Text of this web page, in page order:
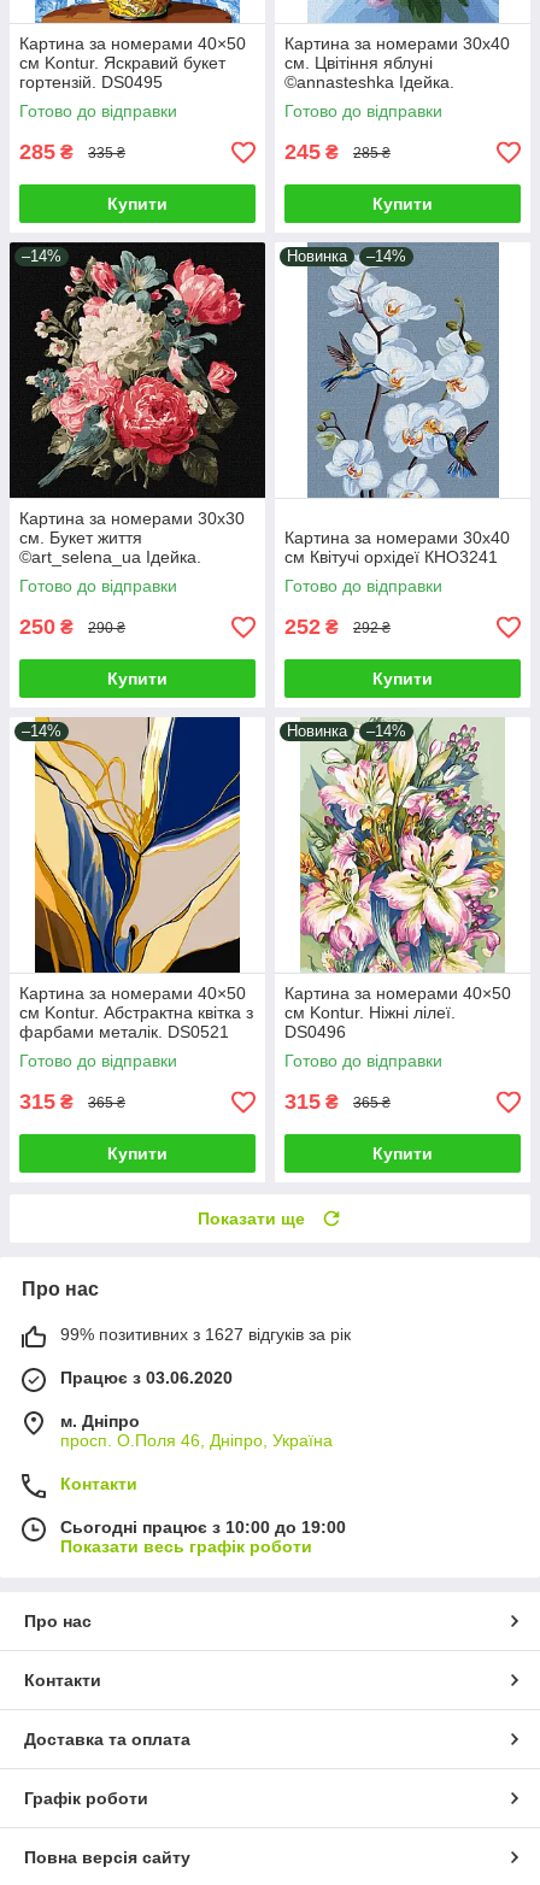
Картина за номерами 40×50
см Kontur. Яскравий букет
гортензій. DS0495
Готово до відправки
285 ₴ 335 ₴
Купити
Картина за номерами 30х40
см. Цвітіння яблуні
©annasteshka Ідейка.
KHO3240
Готово до відправки
245 ₴ 285 ₴
Купити
–14%
Картина за номерами 30х30
см. Букет життя
©art_selena_ua Ідейка.
KHO5181
Готово до відправки
250 ₴ 290 ₴
Купити
Новинка –14%
Картина за номерами 30х40
см Квітучі орхідеї КНО3241
Готово до відправки
252 ₴ 292 ₴
Купити
–14%
Картина за номерами 40×50
см Kontur. Абстрактна квітка з
фарбами металік. DS0521
Готово до відправки
315 ₴ 365 ₴
Купити
Новинка –14%
Картина за номерами 40×50
см Kontur. Ніжні лілеї.
DS0496
Готово до відправки
315 ₴ 365 ₴
Купити
Показати ще
Про нас
99% позитивних з 1627 відгуків за рік
Працює з 03.06.2020
м. Дніпро
просп. О.Поля 46, Дніпро, Україна
Контакти
Сьогодні працює з 10:00 до 19:00
Показати весь графік роботи
Про нас
Контакти
Доставка та оплата
Графік роботи
Повна версія сайту